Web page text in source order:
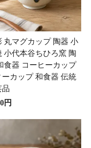
丸マグカップ 陶器 小
小代本谷ちひろ窯 陶
食器 コーヒーカップ
ーカップ 和食器 伝統
品
円